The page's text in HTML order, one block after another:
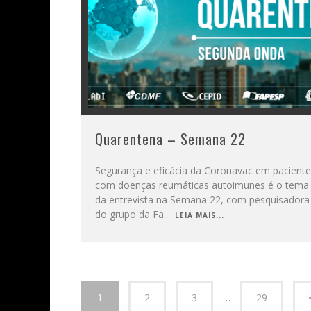
Quarentena – Semana 22
Segurança e eficácia da Coronavac em
com doenças reumáticas autoimunes é o tema
da entrevista na Semana 22, com pesquisadora
do grupo da Fa... LEIA MAIS...
1 2 3 … 29